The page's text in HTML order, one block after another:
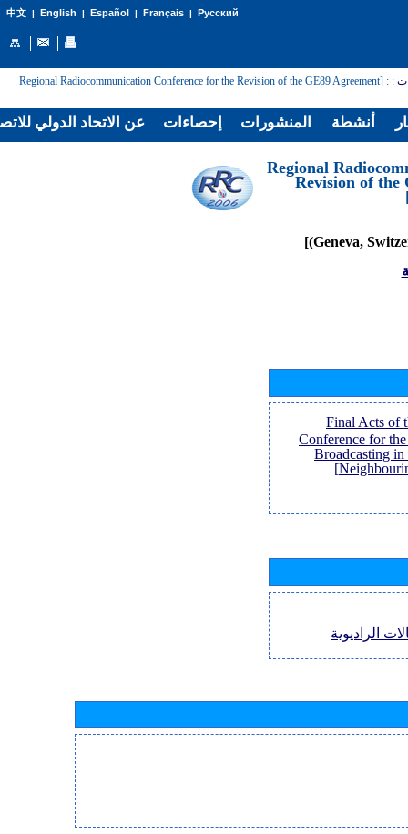
中文| English | Español | Français| Русский
:
: [Regional Radiocommunication Conference for the Revision of the GE89 Agreement
[Regional
Revision of the
[Final Acts of
Conference for
Broadcasting
الراديوية
عن الاتحاد الدولي إحصاءات المنشورات أنشطة